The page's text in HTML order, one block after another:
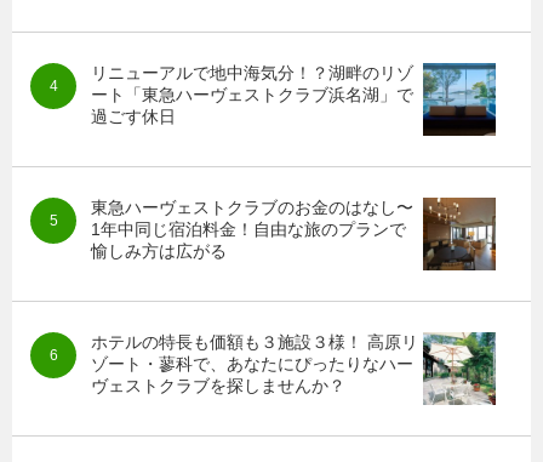
リニューアルで地中海気分！？湖畔のリゾ
ート「東急ハーヴェストクラブ浜名湖」で
過ごす休日
東急ハーヴェストクラブのお金のはなし〜
1年中同じ宿泊料金！自由な旅のプランで
愉しみ方は広がる
ホテルの特長も価額も３施設３様！ 高原リ
ゾート・蓼科で、あなたにぴったりなハー
ヴェストクラブを探しませんか？